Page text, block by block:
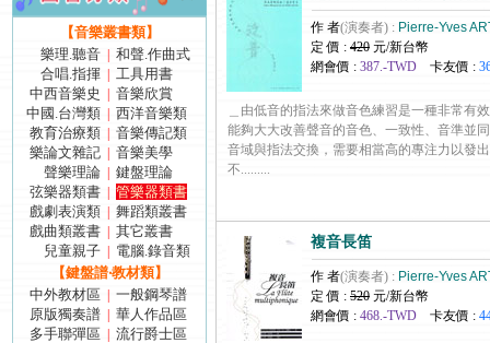
【音樂叢書類】
樂理.聽音
和聲.作曲式
合唱.指揮
工具用書
中西音樂史
音樂欣賞
中國.台灣類
西洋音樂類
教育治療類
音樂傳記類
樂論文雜記
音樂美學
聲樂理論
鍵盤理論
弦樂器類書
管樂器類書
戲劇表演類
舞蹈類叢書
戲曲類叢書
其它叢書
兒童親子
電腦.錄音類
【鍵盤譜‧教材類】
中外教材區
一般鋼琴譜
原版獨奏譜
華人作品區
多手聯彈區
流行爵士區
作 者(演奏者) : Pierre-Yves
定 價 : 420 元/新台幣
網會價 : 387.-TWD 卡友價 :
＿由低音的指法來做音色練習是一種非常有
能夠大大改善聲音的音色、一致性、音準並
音域與指法交換，需要相當高的專注力以發
不.........
複音長笛
作 者(演奏者) : Pierre-Yves
定 價 : 520 元/新台幣
網會價 : 468.-TWD 卡友價 :